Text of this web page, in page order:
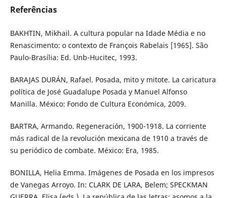
Referências
BAKHTIN, Mikhail. A cultura popular na Idade Média e no
Renascimento: o contexto de François Rabelais [1965]. São
Paulo-Brasília: Ed. Unb-Hucitec, 1993.
BARAJAS DURÁN, Rafael. Posada, mito y mitote. La caricatura
política de José Guadalupe Posada y Manuel Alfonso
Manilla. México: Fondo de Cultura Económica, 2009.
BARTRA, Armando. Regeneración, 1900-1918. La corriente
más radical de la revolución mexicana de 1910 a través de
su periódico de combate. México: Era, 1985.
BONILLA, Helia Emma. Imágenes de Posada en los impresos
de Vanegas Arroyo. In: CLARK DE LARA, Belem; SPECKMAN